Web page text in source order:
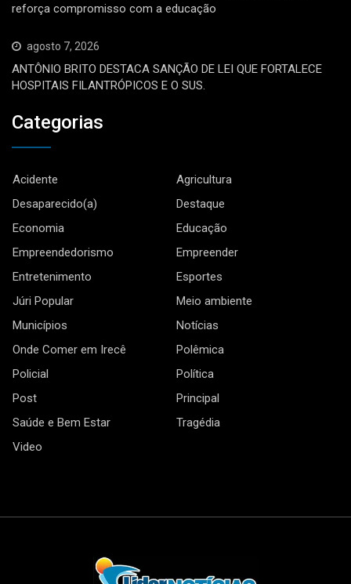
reforça compromisso com a educação
agosto 7, 2026
ANTÔNIO BRITO DESTACA SANÇÃO DE LEI QUE FORTALECE
HOSPITAIS FILANTRÓPICOS E O SUS.
Categorias
Acidente
Agricultura
Desaparecido(a)
Destaque
Economia
Educação
Empreendedorismo
Empreender
Entretenimento
Esportes
Júri Popular
Meio ambiente
Municípios
Notícias
Onde Comer em Irecê
Polêmica
Policial
Política
Post
Principal
Saúde e Bem Estar
Tragédia
Video